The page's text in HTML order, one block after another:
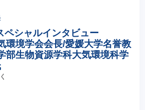
ペシャルインタビュー
環境学会会長/愛媛大学名誉教
部生物資源学科大気環境科学